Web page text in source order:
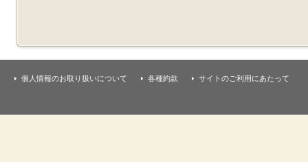
個人情報のお取り扱いについて 各種約款 サイトのご利用にあたって